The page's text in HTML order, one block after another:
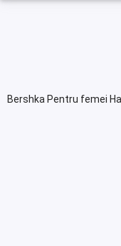
Bershka Pentru femei